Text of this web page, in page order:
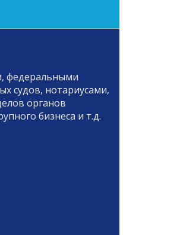
федеральными
судов, нотариусами,
органов
бизнеса и т.д.